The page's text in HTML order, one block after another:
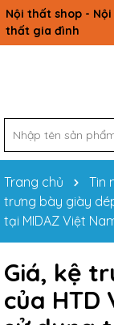
Nội thất shop -
thất gia đình
Trang chủ Tin
trưng bày giày
tại MIDAZ Việt
Giá, kệ
của HTD